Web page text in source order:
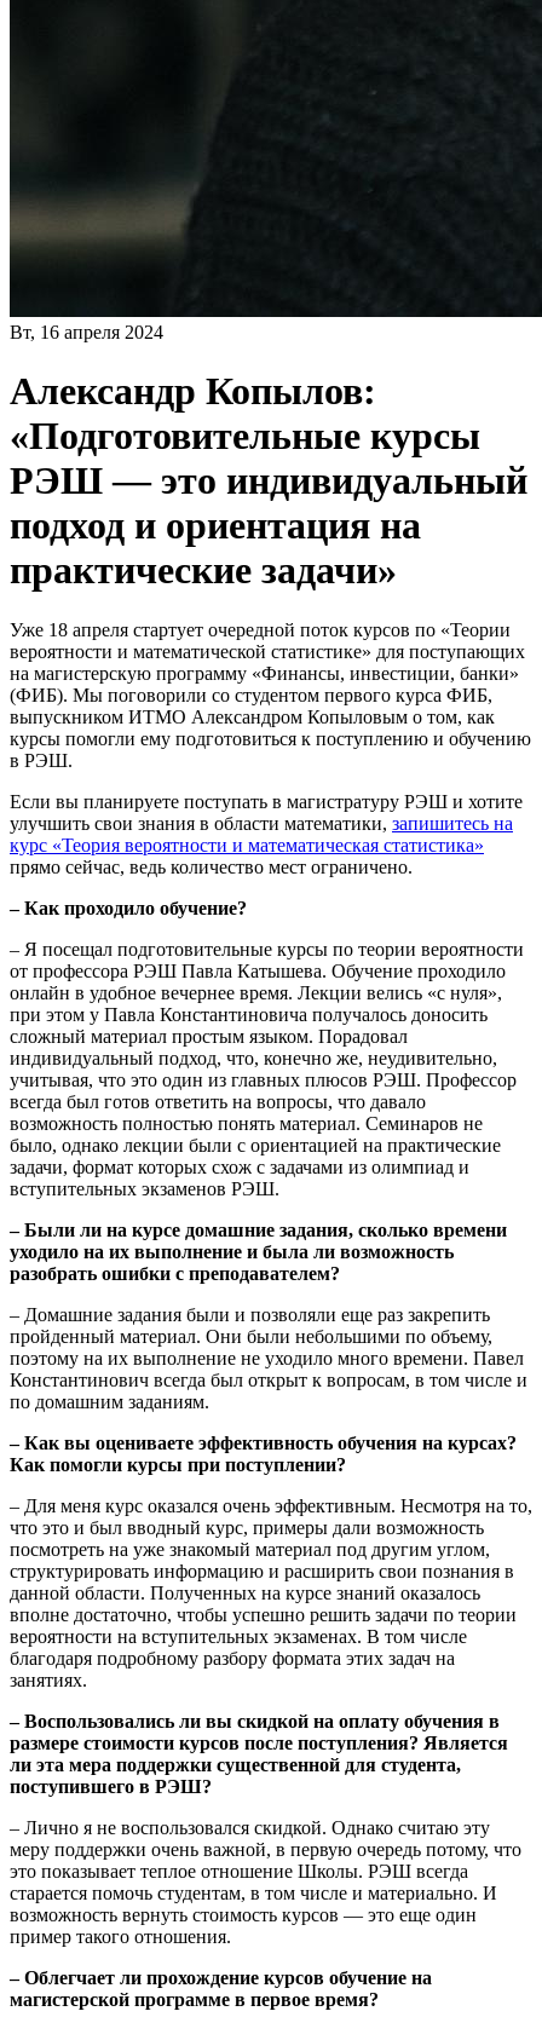
Вт, 16 апреля 2024
Александр Копылов:
«Подготовительные курсы
РЭШ — это индивидуальный
подход и ориентация на
практические задачи»
Уже 18 апреля стартует очередной поток курсов по «Теории
вероятности и математической статистике» для поступающих
на магистерскую программу «Финансы, инвестиции, банки»
(ФИБ). Мы поговорили со студентом первого курса ФИБ,
выпускником ИТМО Александром Копыловым о том, как
курсы помогли ему подготовиться к поступлению и обучению
в РЭШ.
Если вы планируете поступать в магистратуру РЭШ и хотите
улучшить свои знания в области математики, запишитесь на
курс «Теория вероятности и математическая статистика»
прямо сейчас, ведь количество мест ограничено.
– Как проходило обучение?
– Я посещал подготовительные курсы по теории вероятности
от профессора РЭШ Павла Катышева. Обучение проходило
онлайн в удобное вечернее время. Лекции велись «с нуля»,
при этом у Павла Константиновича получалось доносить
сложный материал простым языком. Порадовал
индивидуальный подход, что, конечно же, неудивительно,
учитывая, что это один из главных плюсов РЭШ. Профессор
всегда был готов ответить на вопросы, что давало
возможность полностью понять материал. Семинаров не
было, однако лекции были с ориентацией на практические
задачи, формат которых схож с задачами из олимпиад и
вступительных экзаменов РЭШ.
– Были ли на курсе домашние задания, сколько времени
уходило на их выполнение и была ли возможность
разобрать ошибки с преподавателем?
– Домашние задания были и позволяли еще раз закрепить
пройденный материал. Они были небольшими по объему,
поэтому на их выполнение не уходило много времени. Павел
Константинович всегда был открыт к вопросам, в том числе и
по домашним заданиям.
– Как вы оцениваете эффективность обучения на курсах?
Как помогли курсы при поступлении?
– Для меня курс оказался очень эффективным. Несмотря на то,
что это и был вводный курс, примеры дали возможность
посмотреть на уже знакомый материал под другим углом,
структурировать информацию и расширить свои познания в
данной области. Полученных на курсе знаний оказалось
вполне достаточно, чтобы успешно решить задачи по теории
вероятности на вступительных экзаменах. В том числе
благодаря подробному разбору формата этих задач на
занятиях.
– Воспользовались ли вы скидкой на оплату обучения в
размере стоимости курсов после поступления? Является
ли эта мера поддержки существенной для студента,
поступившего в РЭШ?
– Лично я не воспользовался скидкой. Однако считаю эту
меру поддержки очень важной, в первую очередь потому, что
это показывает теплое отношение Школы. РЭШ всегда
старается помочь студентам, в том числе и материально. И
возможность вернуть стоимость курсов — это еще один
пример такого отношения.
– Облегчает ли прохождение курсов обучение на
магистерской программе в первое время?